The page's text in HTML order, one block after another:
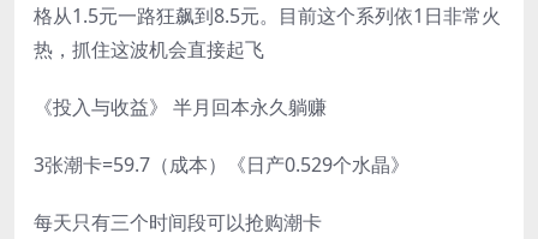
格从1.5元一路狂飙到8.5元。目前这个系列依1日非常火
热，抓住这波机会直接起飞
《投入与收益》 半月回本永久躺赚
3张潮卡=59.7（成本）《日产0.529个水晶》
每天只有三个时间段可以抢购潮卡